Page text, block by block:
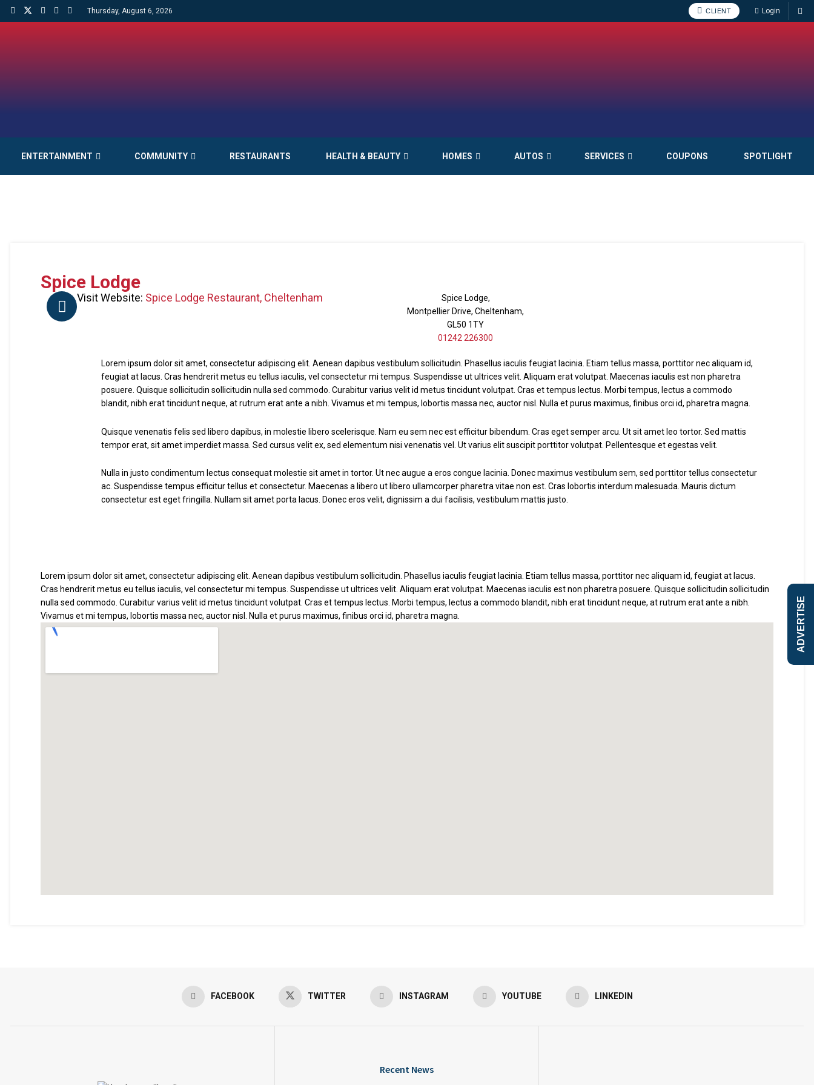
ADVERTISE
Thursday, August 6, 2026 CLIENT Login
ENTERTAINMENT COMMUNITY RESTAURANTS HEALTH & BEAUTY HOMES AUTOS SERVICES COUPONS SPOTLIGHT
Spice Lodge
Visit Website: Spice Lodge Restaurant, Cheltenham
Spice Lodge,
Montpellier Drive, Cheltenham,
GL50 1TY
01242 226300
Lorem ipsum dolor sit amet, consectetur adipiscing elit. Aenean dapibus vestibulum sollicitudin. Phasellus iaculis feugiat lacinia. Etiam tellus massa, porttitor nec aliquam id,
feugiat at lacus. Cras hendrerit metus eu tellus iaculis, vel consectetur mi tempus. Suspendisse ut ultrices velit. Aliquam erat volutpat. Maecenas iaculis est non pharetra
posuere. Quisque sollicitudin sollicitudin nulla sed commodo. Curabitur varius velit id metus tincidunt volutpat. Cras et tempus lectus. Morbi tempus, lectus a commodo
blandit, nibh erat tincidunt neque, at rutrum erat ante a nibh. Vivamus et mi tempus, lobortis massa nec, auctor nisl. Nulla et purus maximus, finibus orci id, pharetra magna.
Quisque venenatis felis sed libero dapibus, in molestie libero scelerisque. Nam eu sem nec est efficitur bibendum. Cras eget semper arcu. Ut sit amet leo tortor. Sed mattis
tempor erat, sit amet imperdiet massa. Sed cursus velit ex, sed elementum nisi venenatis vel. Ut varius elit suscipit porttitor volutpat. Pellentesque et egestas velit.
Nulla in justo condimentum lectus consequat molestie sit amet in tortor. Ut nec augue a eros congue lacinia. Donec maximus vestibulum sem, sed porttitor tellus consectetur
ac. Suspendisse tempus efficitur tellus et consectetur. Maecenas a libero ut libero ullamcorper pharetra vitae non est. Cras lobortis interdum malesuada. Mauris dictum
consectetur est eget fringilla. Nullam sit amet porta lacus. Donec eros velit, dignissim a dui facilisis, vestibulum mattis justo.
Lorem ipsum dolor sit amet, consectetur adipiscing elit. Aenean dapibus vestibulum sollicitudin. Phasellus iaculis feugiat lacinia. Etiam tellus massa, porttitor nec aliquam id, feugiat at lacus.
Cras hendrerit metus eu tellus iaculis, vel consectetur mi tempus. Suspendisse ut ultrices velit. Aliquam erat volutpat. Maecenas iaculis est non pharetra posuere. Quisque sollicitudin sollicitudin
nulla sed commodo. Curabitur varius velit id metus tincidunt volutpat. Cras et tempus lectus. Morbi tempus, lectus a commodo blandit, nibh erat tincidunt neque, at rutrum erat ante a nibh.
Vivamus et mi tempus, lobortis massa nec, auctor nisl. Nulla et purus maximus, finibus orci id, pharetra magna.
FACEBOOK TWITTER INSTAGRAM YOUTUBE LINKEDIN
Recent News